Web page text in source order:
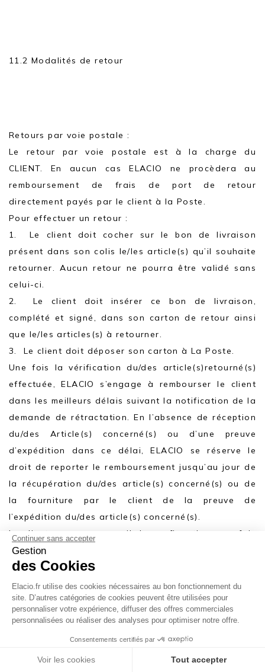
Laissez nous un message
11.2 Modalités de retour
Retours par voie postale :
Le retour par voie postale est à la charge du
CLIENT. En aucun cas ELACIO ne procèdera au
remboursement de frais de port de retour
directement payés par le client à la Poste.
Pour effectuer un retour :
1. Le client doit cocher sur le bon de livraison
présent dans son colis le/les article(s) qu’il souhaite
retourner. Aucun retour ne pourra être validé sans
celui-ci.
2. Le client doit insérer ce bon de livraison,
complété et signé, dans son carton de retour ainsi
que le/les articles(s) à retourner.
3. Le client doit déposer son carton à La Poste.
Une fois la vérification du/des article(s)retourné(s)
effectuée, ELACIO s’engage à rembourser le client
dans les meilleurs délais suivant la notification de la
demande de rétractation. En l’absence de réception
du/des Article(s) concerné(s) ou d’une preuve
d’expédition dans ce délai, ELACIO se réserve le
droit de reporter le remboursement jusqu’au jour de
la récupération du/des article(s) concerné(s) ou de
la fourniture par le client de la preuve de
l’expédition du/des article(s) concerné(s).
Le client recevra un email de confirmation, une fois
le remboursement déclenché.
Afin d’effectuer le suivi de son colis, le client peut
utiliser le numéro de tracking fourni par la Poste.
Retours en boutique :
Le client dispose d’un délai maximum de 14 jours
Les modèles achetés durant nos outlets en ligne ne
Continuer sans accepter
Gestion
des Cookies
Elacio.fr utilise des cookies nécessaires au bon fonctionnement du
site. D’autres catégories de cookies peuvent être utilisées pour
personnaliser votre expérience, diffuser des offres commerciales
personnalisées ou réaliser des analyses pour optimiser notre offre.
Consentements certifiés par
Voir les cookies Tout accepter